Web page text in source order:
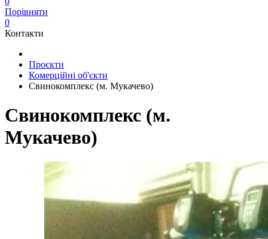
Порівняти
0
Контакти
Проєкти
Комерційні об'єкти
Свинокомплекс (м. Мукачево)
Свинокомплекс (м.
Мукачево)